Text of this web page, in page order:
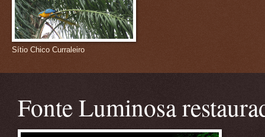
Sítio Chico Curraleiro
Fonte Luminosa